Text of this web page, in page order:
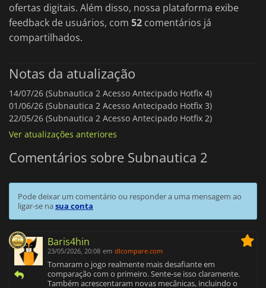
ofertas digitais. Além disso, nossa plataforma exibe
feedback de usuários, com 52 comentários já
compartilhados.
Notas da atualização
14/07/26 (Subnautica 2 Acesso Antecipado Hotfix 4)
01/06/26 (Subnautica 2 Acesso Antecipado Hotfix 3)
22/05/26 (Subnautica 2 Acesso Antecipado Hotfix 2)
Ver atualizações anteriores
Comentários sobre Subnautica 2
Pode deixar um comentário ou responder a uma mensagem ao
ligar-se nasua conta
Baris4hin
23/05/2026, 20:08 em dlcompare.com
Tornaram o jogo realmente mais desafiante em
comparação com o primeiro. Sente-se isso claramente.
Também acrescentaram novas mecânicas, incluindo o